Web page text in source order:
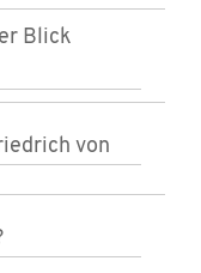
Blick
von